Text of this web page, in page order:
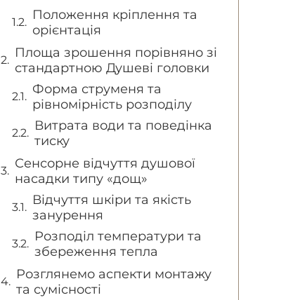
Положення кріплення та
орієнтація
Площа зрошення порівняно зі
стандартною Душеві головки
Форма струменя та
рівномірність розподілу
Витрата води та поведінка
тиску
Сенсорне відчуття душової
насадки типу «дощ»
Відчуття шкіри та якість
занурення
Розподіл температури та
збереження тепла
Розглянемо аспекти монтажу
та сумісності